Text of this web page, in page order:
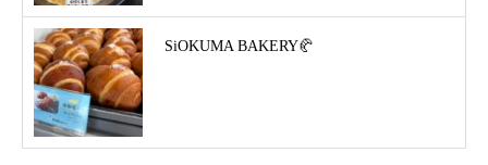
SiOKUMA BAKERY🥐